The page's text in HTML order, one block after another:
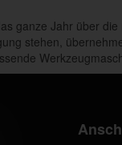
ganze Jahr über
stehen,